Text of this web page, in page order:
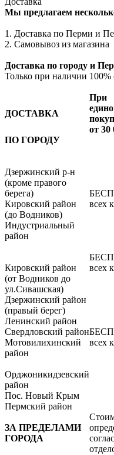
Мы предлагаем
1. Доставка по Перми и
2. Самовывоз из магазина
Доставка по городу и
Только при наличии 100%
ДОСТАВКА
При
от 30
ПО ГОРОДУ
Дзержинский р-н
(кроме правого
берега)
Кировский район
(до Водников)
Индустриальный
район
Кировский район
(от Водников до
ул.Сивашская)
Дзержинский район
(правый берег)
Ленинский район
Свердловский район
Мотовилихинский
район
Орджоникидзевский
район
Пос. Новый Крым
Пермский район
всех
всех
всех
ЗА ПРЕДЕЛАМИ
ГОРОДА